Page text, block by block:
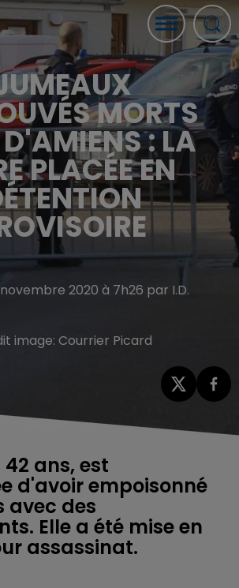
MORTS
D'AMIENS : LA
PLACÉE EN
2020 à 7h26 par I.D.
image: Courrier Picard
ans, est
d'avoir empoisonné
avec des
Elle a été mise en
assassinat.